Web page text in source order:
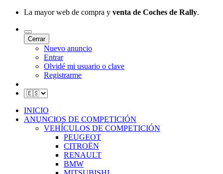
La mayor web de compra y venta de Coches de Rally.
Cerrar
Nuevo anuncio
Entrar
Olvidé mi usuario o clave
Registrarme
INICIO
ANUNCIOS DE COMPETICIÓN
VEHÍCULOS DE COMPETICIÓN
PEUGEOT
CITROËN
RENAULT
BMW